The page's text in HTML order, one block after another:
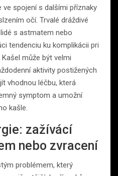
spojení s dalšími příznaky
očí. Trvalé dráždivé
s astmatem nebo
tendenciu ku komplikácii pri
může být velmi
aktivity postižených
vhodnou léčbu, která
symptom a umožní
kašle.
zažívácí
nebo zvracení
problémem, který